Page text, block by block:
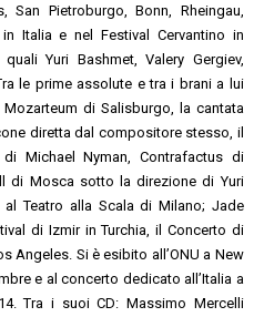
San Pietroburgo, Bonn, Rheingau,
Italia e nel Festival Cervantino in
Yuri Bashmet, Valery Gergiev,
le prime assolute e tra i brani a lui
di Salisburgo, la cantata
diretta dal compositore stesso, il
Michael Nyman, Contrafactus di
di Mosca sotto la direzione di Yuri
Teatro alla Scala di Milano; Jade
di Izmir in Turchia, il Concerto di
Angeles. Si è esibito all’ONU a New
e al concerto dedicato all’Italia a
Tra i suoi CD: Massimo Mercelli